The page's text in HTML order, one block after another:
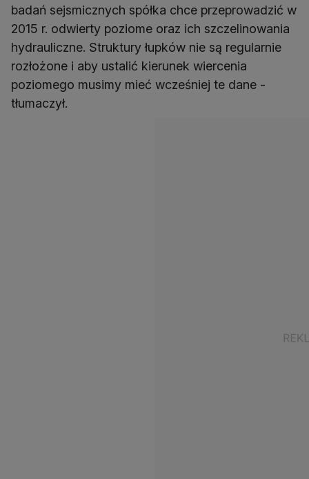
badań sejsmicznych spółka chce przeprowadzić w
2015 r. odwierty poziome oraz ich szczelinowania
hydrauliczne. Struktury łupków nie są regularnie
rozłożone i aby ustalić kierunek wiercenia
poziomego musimy mieć wcześniej te dane -
tłumaczył.